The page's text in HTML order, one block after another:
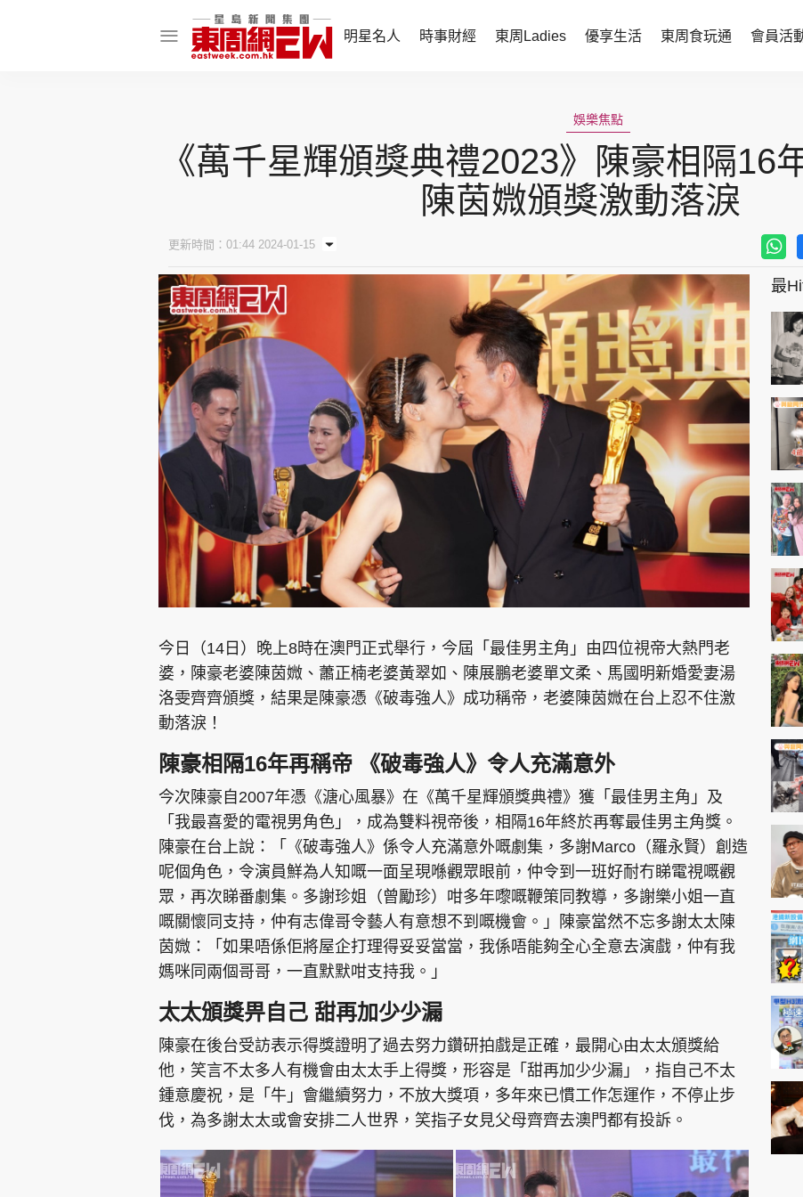
明星名人 時事財經 東周Ladies 優享生活 東周食玩通 會員活
話題人物 財經智庫
焦點人物
時尚生活
健康醫美
東周食玩通
樂在灣區
飲食玩樂
東周JETSO
玄學靈異
東勝運程
智富天下 李居明
神機妙算 李丞責
緣來有理 麥玲玲
鬼靈精怪 威師兄
集團旗下品牌
東周刊 cazbuyer 東Touch PCM 電腦廣場 星島頭條 星島日報 頭條日報 星島
Oh!爸媽 JobMarket 頭條搵工 EDUPLUS
Copyright © 東周網 版權所有 .
娛樂焦點
《萬千星輝頒獎典禮2023》陳豪相隔16
陳茵媺頒獎激動落淚
更新時間：01:44 2024-01-15
今日（14日）晚上8時在澳門正式舉行，今屆「最佳男主角」由四位視帝大熱門老
婆，陳豪老婆陳茵媺、蕭正楠老婆黃翠如、陳展鵬老婆單文柔、馬國明新婚愛妻湯
洛雯齊齊頒獎，結果是陳豪憑《破毒強人》成功稱帝，老婆陳茵媺在台上忍不住激
動落淚！
陳豪相隔16年再稱帝 《破毒強人》令人充滿意外
今次陳豪自2007年憑《溏心風暴》在《萬千星輝頒獎典禮》獲「最佳男主角」及
「我最喜愛的電視男角色」，成為雙料視帝後，相隔16年終於再奪最佳男主角獎。
陳豪在台上說：「《破毒強人》係令人充滿意外嘅劇集，多謝Marco（羅永賢）創造
呢個角色，令演員鮮為人知嘅一面呈現喺觀眾眼前，仲令到一班好耐冇睇電視嘅觀
眾，再次睇番劇集。多謝珍姐（曾勵珍）咁多年嚟嘅鞭策同教導，多謝樂小姐一直
嘅關懷同支持，仲有志偉哥令藝人有意想不到嘅機會。」陳豪當然不忘多謝太太陳
茵媺：「如果唔係佢將屋企打理得妥妥當當，我係唔能夠全心全意去演戲，仲有我
媽咪同兩個哥哥，一直默默咁支持我。」
太太頒獎畀自己 甜再加少少漏
陳豪在後台受訪表示得獎證明了過去努力鑽研拍戲是正確，最開心由太太頒獎給
他，笑言不太多人有機會由太太手上得獎，形容是「甜再加少少漏」，指自己不太
鍾意慶祝，是「牛」會繼續努力，不放大獎項，多年來已慣工作怎運作，不停止步
伐，為多謝太太或會安排二人世界，笑指子女見父母齊齊去澳門都有投訴。
最